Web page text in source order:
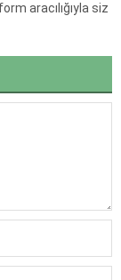
aracılığıyla siz